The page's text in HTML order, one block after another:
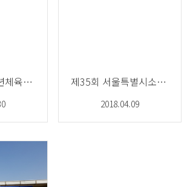
제47회 전국소년체육대회 제35회 서울특별시소년체육대회
2018.04.09